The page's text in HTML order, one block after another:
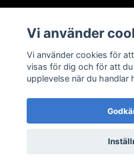
© 2026
Vi använder
Vi använder cookies för
visas för dig och för att
upplevelse när du handlar